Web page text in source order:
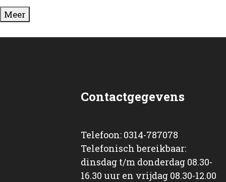
Meer
Contactgegevens
Telefoon: 0314-787078
Telefonisch bereikbaar:
dinsdag t/m donderdag 08.30-
16.30 uur en vrijdag 08.30-12.00